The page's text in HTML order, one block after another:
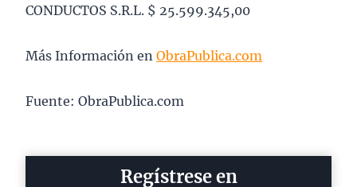
CONDUCTOS S.R.L. $ 25.599.345,00
Más Información en ObraPublica.com
Fuente: ObraPublica.com
Regístrese en